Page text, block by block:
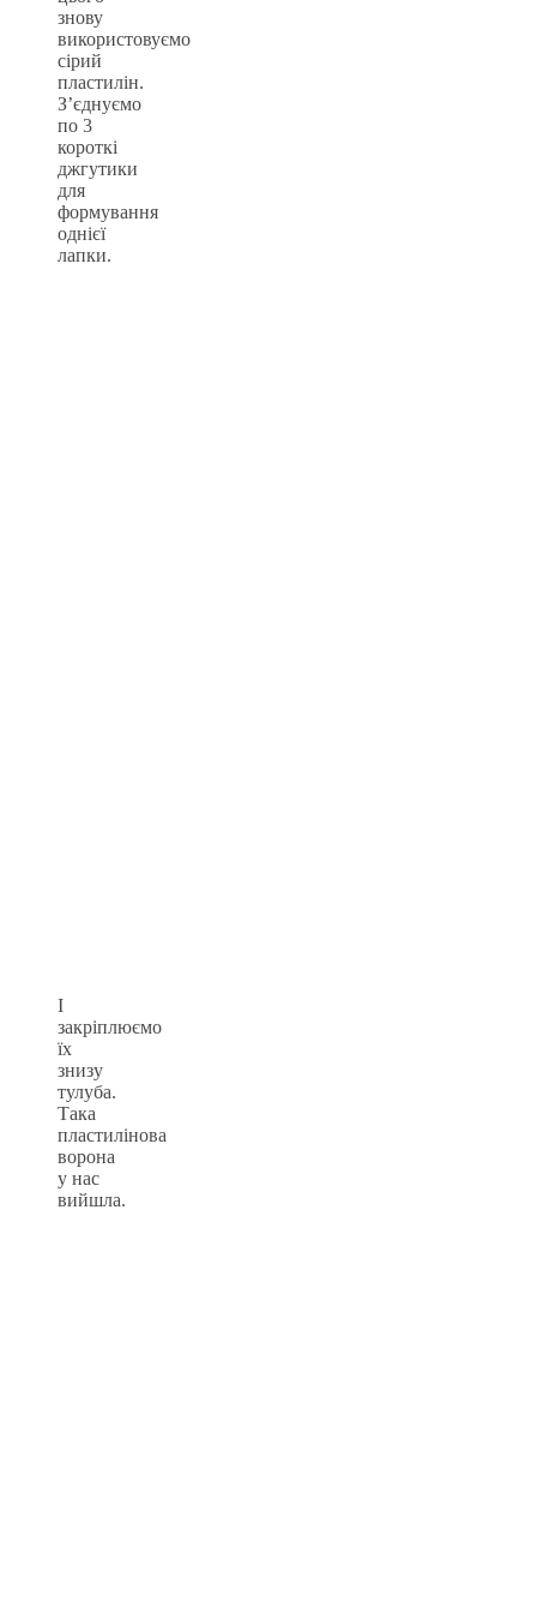
знову
використовуємо
сірий
пластилін.
З’єднуємо
по 3
короткі
джгутики
для
формування
однієї
лапки.
І
закріплюємо
їх
знизу
тулуба.
Така
пластилінова
ворона
у нас
вийшла.